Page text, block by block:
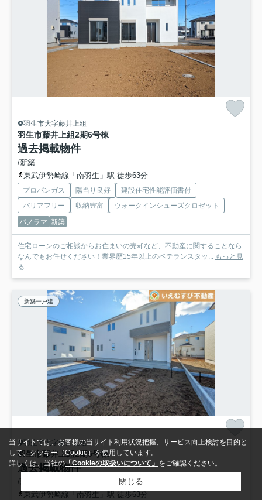
羽生市大字藤井上組
羽生市藤井上組2期6号棟
過去掲載物件
/新築
東武伊勢崎線「南羽生」駅 徒歩63分
プロパンガス 陽当り良好
建設住宅性能評価書付
バリアフリー
収納豊富
ウォークインシューズクロゼット
パノラマ 新築
住宅ローンのご相談からお住まいの売却など、不動産に関することなら
なんでもお任せください！業界歴15年以上のベテランスタッ...
もっと見
る
新築一戸建
羽生市大字藤井上組
羽生市藤井上組2期5号棟
過去掲載物件
/新築
東武伊勢崎線「南羽生」駅 徒歩63分
当サイトでは、お客様の当サイト利用状況把握、サービス向上検討を目的と
して、クッキー（Cookie）を使用しています。
詳しくは、当社の「Cookieの取扱いについて」 をご確認ください。
閉じる